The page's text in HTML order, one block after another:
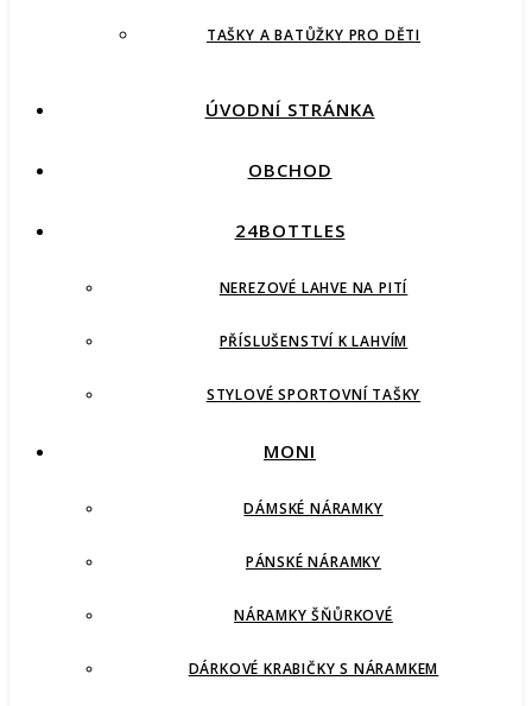
TAŠKY A BATŮŽKY PRO DĚTI
ÚVODNÍ STRÁNKA
OBCHOD
24BOTTLES
NEREZOVÉ LAHVE NA PITÍ
PŘÍSLUŠENSTVÍ K LAHVÍM
STYLOVÉ SPORTOVNÍ TAŠKY
MONI
DÁMSKÉ NÁRAMKY
PÁNSKÉ NÁRAMKY
NÁRAMKY ŠŇŮRKOVÉ
DÁRKOVÉ KRABIČKY S NÁRAMKEM